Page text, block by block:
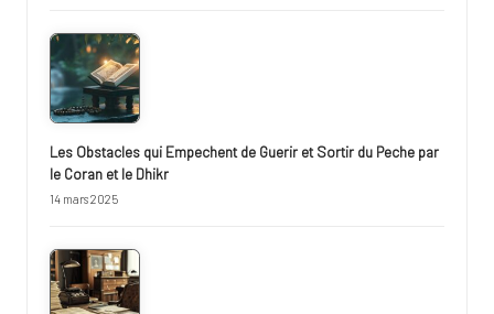
Les Obstacles qui Empechent de Guerir et Sortir du Peche par
le Coran et le Dhikr
14 mars 2025